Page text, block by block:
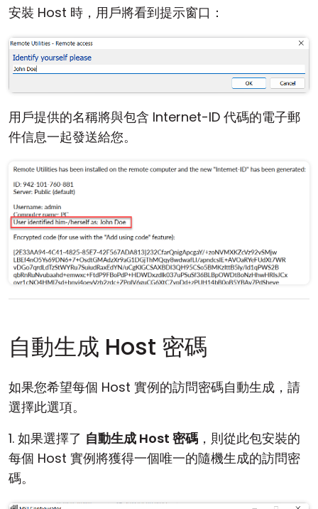
安裝 Host 時，用戶將看到提示窗口：
用戶提供的名稱將與包含 Internet-ID 代碼的電子郵
件信息一起發送給您。
自動生成 Host 密碼
如果您希望每個 Host 實例的訪問密碼自動生成，請
選擇此選項。
1. 如果選擇了 自動生成 Host 密碼 ，則從此包安裝的
每個 Host 實例將獲得一個唯一的隨機生成的訪問密
碼。